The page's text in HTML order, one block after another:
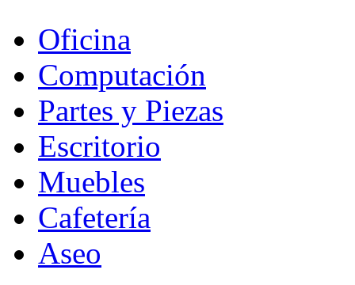
Oficina
Computación
Partes y Piezas
Escritorio
Muebles
Cafetería
Aseo